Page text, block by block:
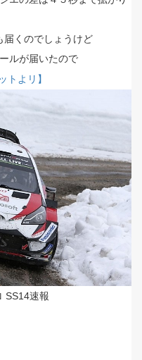
届くのでしょうけど
ルが届いたので
トよリ】
SS14速報